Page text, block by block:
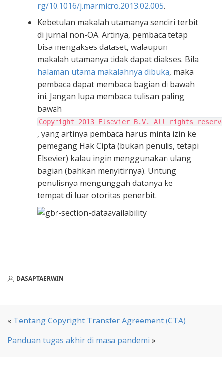
rg/10.1016/j.marmicro.2013.02.005.
Kebetulan makalah utamanya sendiri terbit
di jurnal non-OA. Artinya, pembaca tetap
bisa mengakses dataset, walaupun
makalah utamanya tidak dapat diakses. Bila
halaman utama makalahnya dibuka, maka
pembaca dapat membaca bagian di bawah
ini. Jangan lupa membaca tulisan paling
bawah
Copyright 2013 Elsevier B.V. All rights
, yang artinya pembaca harus minta izin ke
pemegang Hak Cipta (bukan penulis, tetapi
Elsevier) kalau ingin menggunakan ulang
bagian (bahkan menyitirnya). Untung
penulisnya mengunggah datanya ke
tempat di luar otoritas penerbit.
DASAPTAERWIN
« Tentang Copyright Transfer Agreement (CTA)
Panduan tugas akhir di masa pandemi »